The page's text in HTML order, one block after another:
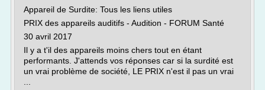
Appareil de Surdite: Tous les liens utiles
PRIX des appareils auditifs - Audition - FORUM Santé
30 avril 2017
Il y a t'il des appareils moins chers tout en étant
performants. J'attends vos réponses car si la surdité est
un vrai problème de société, LE PRIX n'est il pas un vrai